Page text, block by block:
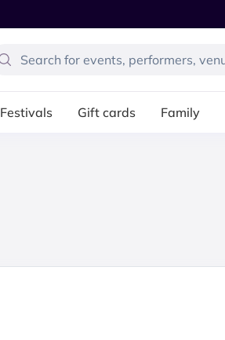
Festivals Gift cards Family